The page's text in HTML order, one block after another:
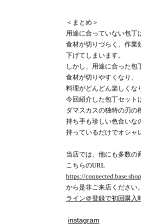
＜まとめ＞
用途に合っていない包丁
食材が切りづらく、作業
下げてしまいます。
しかし、用途に合った包
食材が切りやすくなり、
料理がどんどん楽しくな
今回紹介した包丁セット
ダマスカスの独特の刃の
持ち手も珍しい色合いな
持っているだけでオシャ
当店では、他にも多数の
こちらのURL
https://
から是非ご来店ください。
ライン＠登録で初回購入
instagram